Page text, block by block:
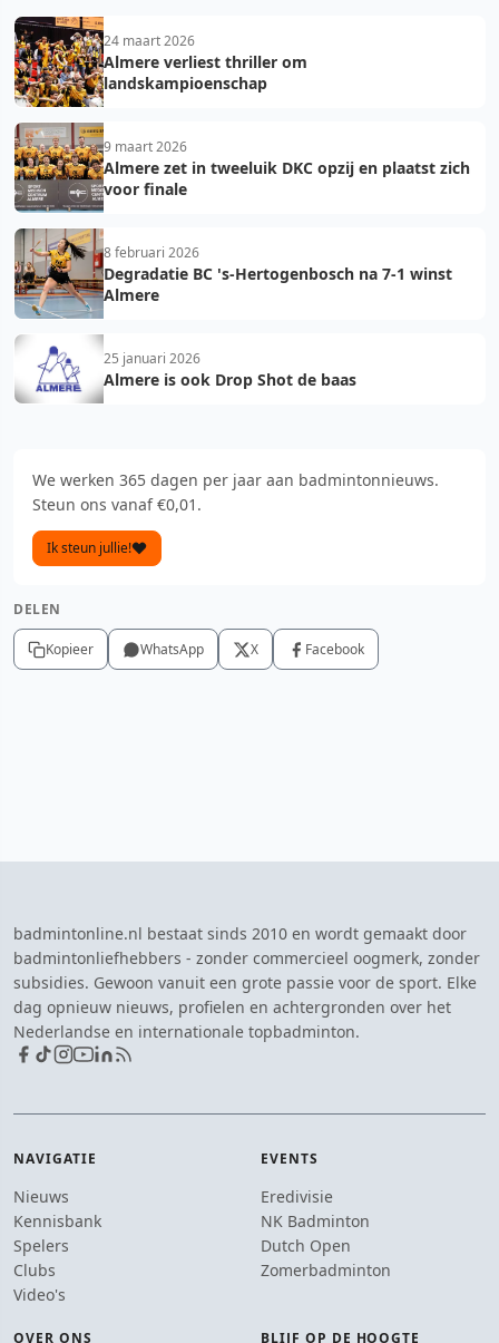
24 maart 2026
Almere verliest thriller om
landskampioenschap
9 maart 2026
Almere zet in tweeluik DKC opzij en plaatst zich
voor finale
8 februari 2026
Degradatie BC 's-Hertogenbosch na 7-1 winst
Almere
25 januari 2026
Almere is ook Drop Shot de baas
We werken 365 dagen per jaar aan badmintonnieuws.
Steun ons vanaf €0,01.
Ik steun jullie!
DELEN
Kopieer WhatsApp X Facebook
badmintonline.nl bestaat sinds 2010 en wordt gemaakt door
badmintonliefhebbers - zonder commercieel oogmerk, zonder
subsidies. Gewoon vanuit een grote passie voor de sport. Elke
dag opnieuw nieuws, profielen en achtergronden over het
Nederlandse en internationale topbadminton.
NAVIGATIE
Nieuws
Kennisbank
Spelers
Clubs
Video's
EVENTS
Eredivisie
NK Badminton
Dutch Open
Zomerbadminton
OVER ONS BLIJF OP DE HOOGTE